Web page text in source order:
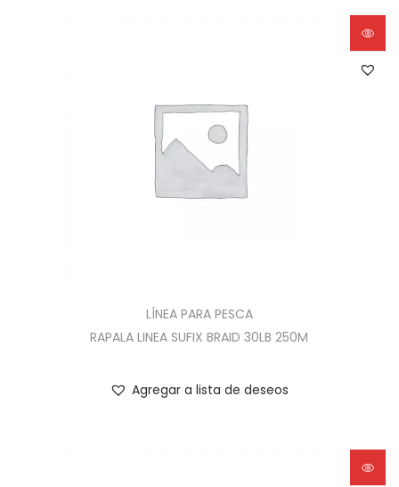
LÍNEA PARA PESCA
RAPALA LINEA SUFIX BRAID 30LB 250M
Agregar a lista de deseos